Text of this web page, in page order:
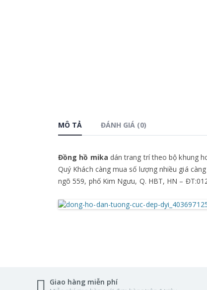
MÔ TẢ ĐÁNH GIÁ (0)
Đồng hồ mika dán trang trí theo bộ khung
Quý Khách càng mua số lượng nhiều giá
ngõ 559, phố Kim Ngưu, Q. HBT, HN –
Giao hàng miễn phí